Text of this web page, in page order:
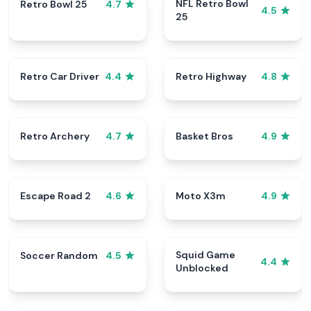
Retro Bowl 25 4.7
NFL Retro Bowl
25
4.5
Retro Car Driver 4.4 Retro Highway 4.8
Retro Archery 4.7 Basket Bros 4.9
Escape Road 2 4.6 Moto X3m 4.9
Soccer Random 4.5
Squid Game
Unblocked
4.4